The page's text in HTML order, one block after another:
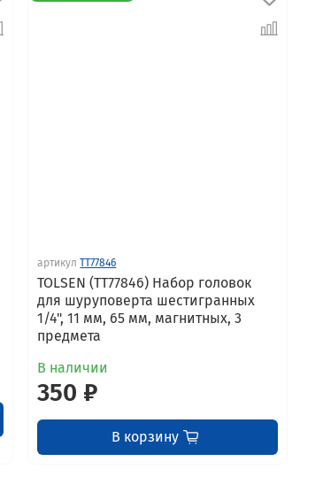
артикул TT77846
TOLSEN (TT77846) Набор головок
для шуруповерта шестигранных
1/4", 11 мм, 65 мм, магнитных, 3
предмета
В наличии
350 ₽
В корзину